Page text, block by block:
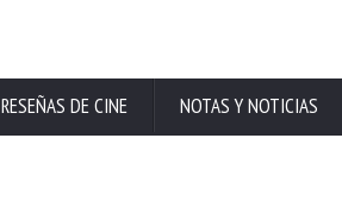
RESEÑAS DE CINE NOTAS Y NOTICIAS